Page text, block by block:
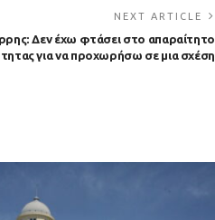
NEXT ARTICLE
Δεν έχω φτάσει στο απαραίτητο
για να προχωρήσω σε μια σχέση